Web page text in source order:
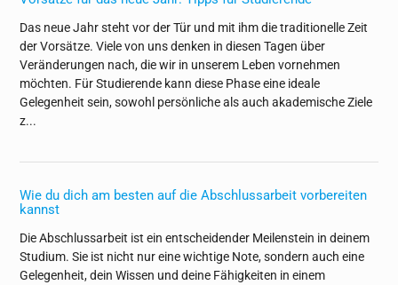
Das neue Jahr steht vor der Tür und mit ihm die traditionelle Zeit
der Vorsätze. Viele von uns denken in diesen Tagen über
Veränderungen nach, die wir in unserem Leben vornehmen
möchten. Für Studierende kann diese Phase eine ideale
Gelegenheit sein, sowohl persönliche als auch akademische Ziele
z...
Wie du dich am besten auf die Abschlussarbeit vorbereiten
kannst
Die Abschlussarbeit ist ein entscheidender Meilenstein in deinem
Studium. Sie ist nicht nur eine wichtige Note, sondern auch eine
Gelegenheit, dein Wissen und deine Fähigkeiten in einem